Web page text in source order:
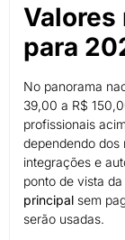
Valores
para
No panorama
39,00 a R$
profissionais
dependendo dos
integrações e
ponto de vista
principal sem
serão usadas.